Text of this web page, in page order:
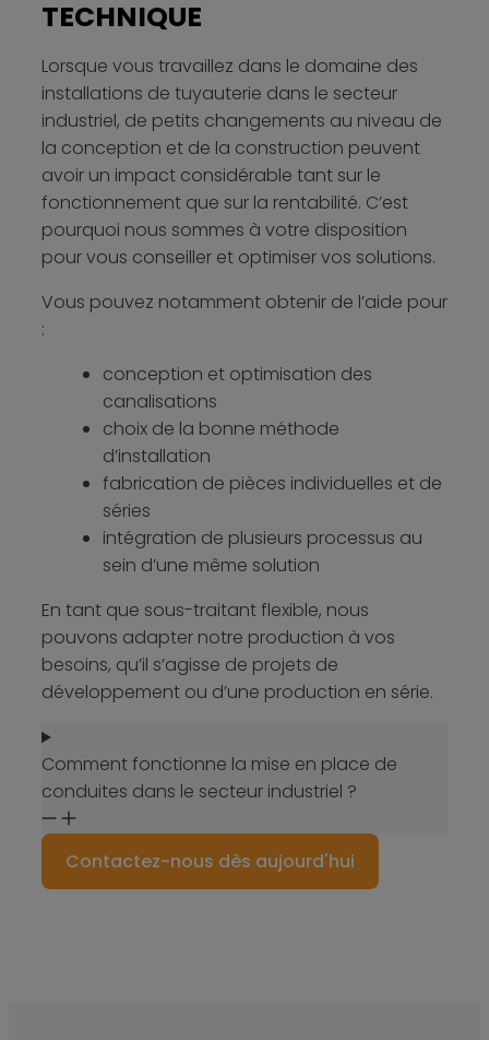
TECHNIQUE
Lorsque vous travaillez dans le domaine des
installations de tuyauterie dans le secteur
industriel, de petits changements au niveau de
la conception et de la construction peuvent
avoir un impact considérable tant sur le
fonctionnement que sur la rentabilité. C’est
pourquoi nous sommes à votre disposition
pour vous conseiller et optimiser vos solutions.​
Vous pouvez notamment obtenir de l’aide pour
:​
​conception et optimisation des
canalisations
​choix de la bonne méthode
d’installation
​fabrication de pièces individuelles et de
séries
​intégration de plusieurs processus au
sein d’une même solution​
En tant que sous-traitant flexible, nous
pouvons adapter notre production à vos
besoins, qu’il s’agisse de projets de
développement ou d’une production en série.
Comment fonctionne la mise en place de
conduites dans le secteur industriel ?
Contactez-nous dès aujourd'hui